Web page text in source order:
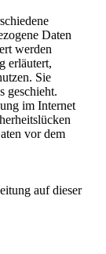
Daten
werden
erläutert,
Sie
geschieht.
im Internet
vor dem
auf dieser